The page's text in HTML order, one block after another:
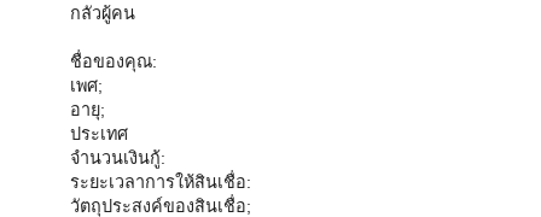
กลัวผู้คน
ชื่อของคุณ:
เพศ;
อายุ;
ประเทศ
จำนวนเงินกู้:
ระยะเวลาการให้สินเชื่อ:
วัตถุประสงค์ของสินเชื่อ;